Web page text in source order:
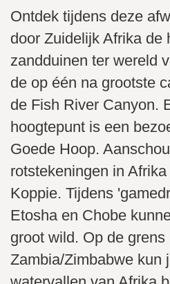
Ontdek tijdens deze
door Zuidelijk Afrika de
zandduinen ter wereld
de op één na grootste
de Fish River Canyon.
hoogtepunt is een
Goede Hoop.
rotstekeningen in
Koppie. Tijdens
Etosha en Chobe
groot wild. Op de grens
Zambia/Zimbabwe kun